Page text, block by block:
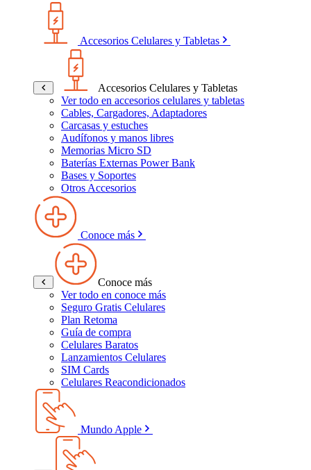
Accesorios Celulares y Tabletas
Accesorios Celulares y Tabletas
Ver todo en accesorios celulares y tabletas
Cables, Cargadores, Adaptadores
Carcasas y estuches
Audífonos y manos libres
Memorias Micro SD
Baterías Externas Power Bank
Bases y Soportes
Otros Accesorios
Conoce más
Conoce más
Ver todo en conoce más
Seguro Gratis Celulares
Plan Retoma
Guía de compra
Celulares Baratos
Lanzamientos Celulares
SIM Cards
Celulares Reacondicionados
Mundo Apple
Motos AKT
Accesorios Moto
Accesorios Moto